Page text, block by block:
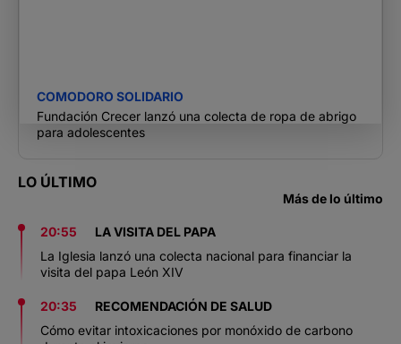
COMODORO SOLIDARIO
Fundación Crecer lanzó una colecta de ropa de abrigo
para adolescentes
LO ÚLTIMO
Más de lo último
20:55
LA VISITA DEL PAPA
La Iglesia lanzó una colecta nacional para financiar la
visita del papa León XIV
20:35
RECOMENDACIÓN DE SALUD
Cómo evitar intoxicaciones por monóxido de carbono